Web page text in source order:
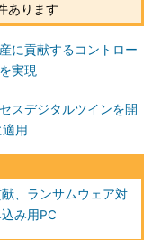
あります
に貢献するコントロー
実現
スデジタルツインを開
用
、ランサムウェア対
み用PC